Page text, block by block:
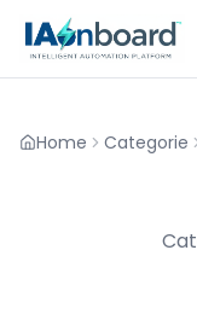
Home Categorie